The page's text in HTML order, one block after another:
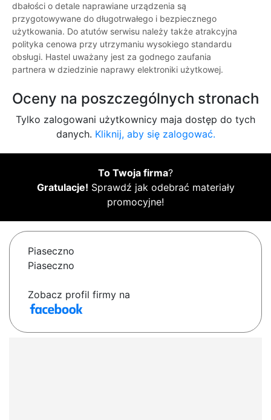
dbałości o detale naprawiane urządzenia są
przygotowywane do długotrwałego i bezpiecznego
użytkowania. Do atutów serwisu należy także atrakcyjna
polityka cenowa przy utrzymaniu wysokiego standardu
obsługi. Hastel uważany jest za godnego zaufania
partnera w dziedzinie naprawy elektroniki użytkowej.
Oceny na poszczególnych stronach
Tylko zalogowani użytkownicy maja dostęp do tych
danych. Kliknij, aby się zalogować.
To Twoja firma?
Gratulacje! Sprawdź jak odebrać materiały
promocyjne!
Piaseczno
Piaseczno
Zobacz profil firmy na